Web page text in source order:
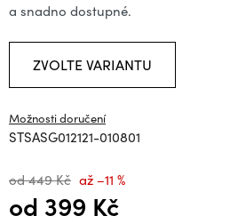
a snadno dostupné.
ZVOLTE VARIANTU
Možnosti doručení
STSASG012121-010801
od 449 Kč až –11 %
od 399 Kč